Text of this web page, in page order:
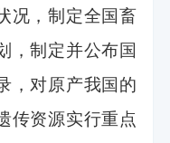
况，制定全国畜
，制定并公布国
，对原产我国的
传资源实行重点